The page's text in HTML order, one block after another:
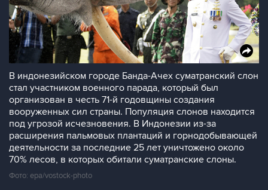
В индонезийском городе Банда-Ачех суматранский слон
стал участником военного парада, который был
организован в честь 71-й годовщины создания
вооруженных сил страны. Популяция слонов находится
под угрозой исчезновения. В Индонезии из-за
расширения пальмовых плантаций и горнодобывающей
деятельности за последние 25 лет уничтожено около
70% лесов, в которых обитали суматранские слоны.
Фото: epa/vostock-photo